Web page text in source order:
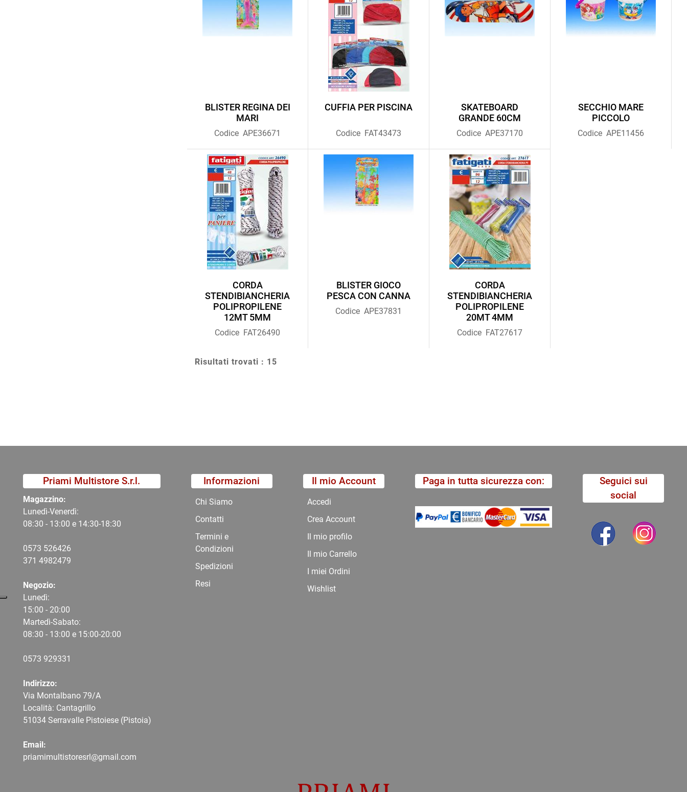
BLISTER REGINA DEI
MARI
Codice APE36671
CUFFIA PER PISCINA
Codice FAT43473
SKATEBOARD
GRANDE 60CM
Codice APE37170
SECCHIO MARE
PICCOLO
Codice APE11456
CORDA
STENDIBIANCHERIA
POLIPROPILENE
12MT 5MM
Codice FAT26490
BLISTER GIOCO
PESCA CON CANNA
Codice APE37831
CORDA
STENDIBIANCHERIA
POLIPROPILENE
20MT 4MM
Codice FAT27617
Risultati trovati : 15
Priami Multistore S.r.l.
Magazzino:
Lunedì-Venerdì:
08:30 - 13:00 e 14:30-18:30
0573 526426
371 4982479
Negozio:
Lunedì:
15:00 - 20:00
Martedì-Sabato:
08:30 - 13:00 e 15:00-20:00
0573 929331
Indirizzo:
Via Montalbano 79/A
Località: Cantagrillo
51034 Serravalle Pistoiese (Pistoia)
Email:
priamimultistoresrl@gmail.com
Informazioni
Chi Siamo
Contatti
Termini e
Condizioni
Spedizioni
Resi
Il mio Account
Accedi
Crea Account
Il mio profilo
Il mio Carrello
I miei Ordini
Wishlist
Paga in tutta sicurezza con:
Seguici sui
social